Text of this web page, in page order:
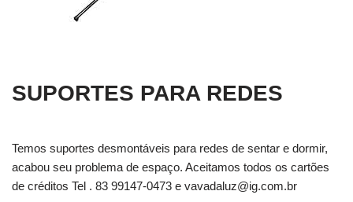
SUPORTES PARA REDES
Temos suportes desmontáveis para redes de sentar e dormir,
acabou seu problema de espaço. Aceitamos todos os cartões
de créditos Tel . 83 99147-0473 e vavadaluz@ig.com.br